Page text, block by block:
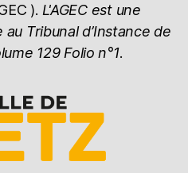
). L'AGEC est une
Tribunal d’Instance de
129 Folio n°1.